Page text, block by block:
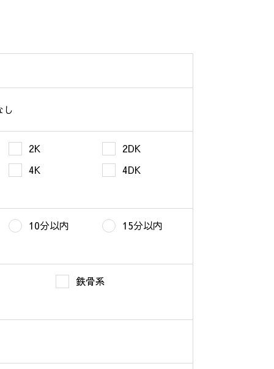
し
2K
2DK
4K
4DK
10分以内 15分以内
鉄骨系